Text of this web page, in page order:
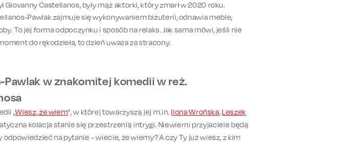
Giovanny Castellanos, były mąż aktorki, który zmarł w 2020 roku.
Pawlak zajmuje się wykonywaniem biżuterii, odnawia meble,
To jej forma odpoczynku i sposób na relaks. Jak sama mówi, jeśli nie
do rękodzieła, to dzień uważa za stracony.
Pawlak w znakomitej komedii w reż.
„Wiesz, że wiem”, w której towarzyszą jej m.in.Ilona Wrońska,Leszek
kolacja stanie się przestrzenią intrygi. Niewierni przyjaciele będą
na pytanie – wiecie, że wiemy? A czy Ty już wiesz, z kim